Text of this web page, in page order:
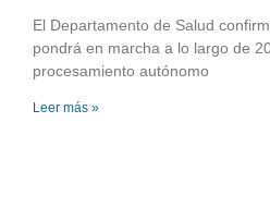
El Departamento de Salud
pondrá en marcha a lo largo de
procesamiento autónomo
Leer más »